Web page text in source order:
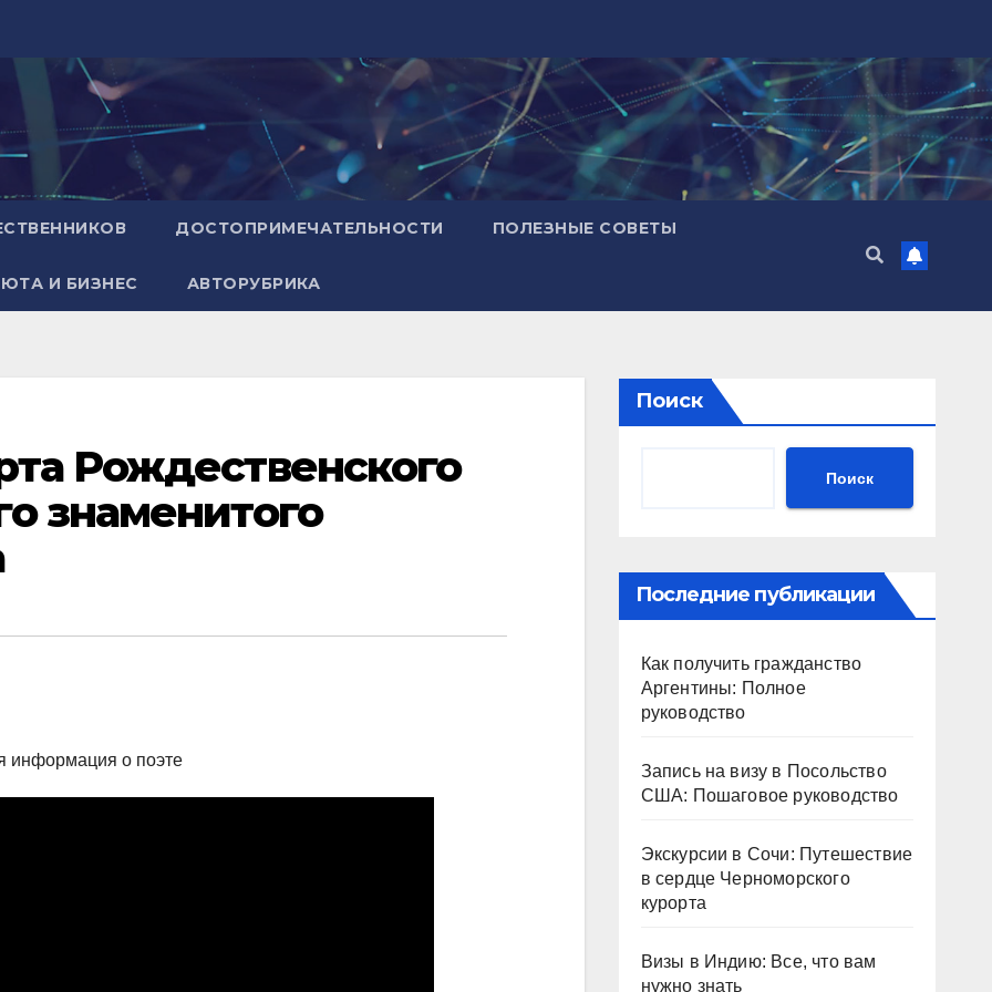
ДОСТОПРИМЕЧАТЕЛЬНОСТИ ПОЛЕЗНЫЕ СОВЕТЫ
И БИЗНЕС АВТОРУБРИКА
Рождественского
знаменитого
Поиск
Поиск
Последние публикации
Как получить гражданство
Аргентины: Полное
руководство
Запись на визу в Посольство
США: Пошаговое руководство
Экскурсии в Сочи: Путешествие
в сердце Черноморского
курорта
Визы в Индию: Все, что вам
нужно знать